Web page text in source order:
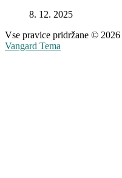
8. 12. 2025
Vse pravice pridržane © 2026
Vangard Tema